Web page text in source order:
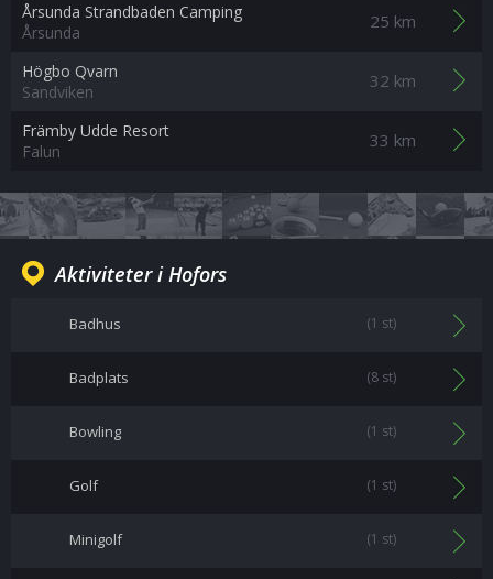
Årsunda Strandbaden Camping
Årsunda
25 km
Högbo Qvarn
Sandviken
32 km
Främby Udde Resort
Falun
33 km
Aktiviteter i Hofors
Badhus (1 st)
Badplats (8 st)
Bowling (1 st)
Golf (1 st)
Minigolf (1 st)